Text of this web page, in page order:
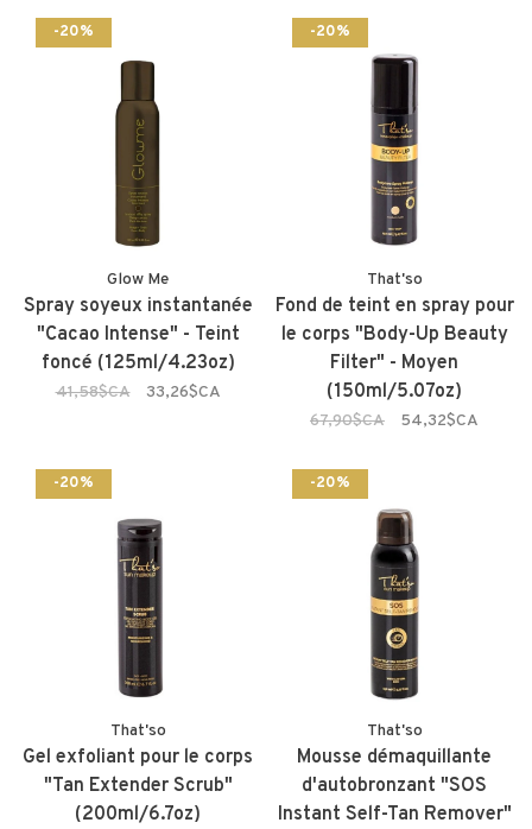
-20%
Glow Me
Spray soyeux instantanée
"Cacao Intense" - Teint
foncé (125ml/4.23oz)
41,58$CA 33,26$CA
-20%
That'so
Fond de teint en spray pour
le corps "Body-Up Beauty
Filter" - Moyen
(150ml/5.07oz)
67,90$CA 54,32$CA
-20%
That'so
Gel exfoliant pour le corps
"Tan Extender Scrub"
(200ml/6.7oz)
-20%
That'so
Mousse démaquillante
d'autobronzant "SOS
Instant Self-Tan Remover"